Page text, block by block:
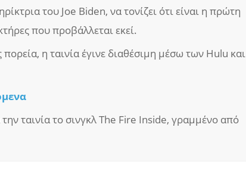
του Joe Biden, να τονίζει ότι είναι η πρώτη
που προβάλλεται εκεί.
η ταινία έγινε διαθέσιμη μέσω των Hulu και
ταινία το σινγκλ The Fire Inside, γραμμένο από